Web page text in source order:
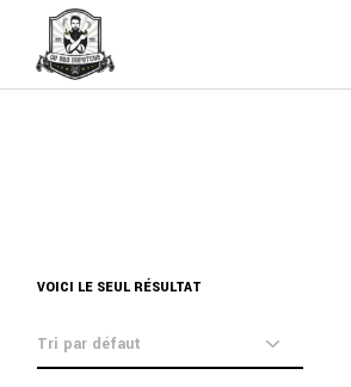
content
VOICI LE SEUL RÉSULTAT